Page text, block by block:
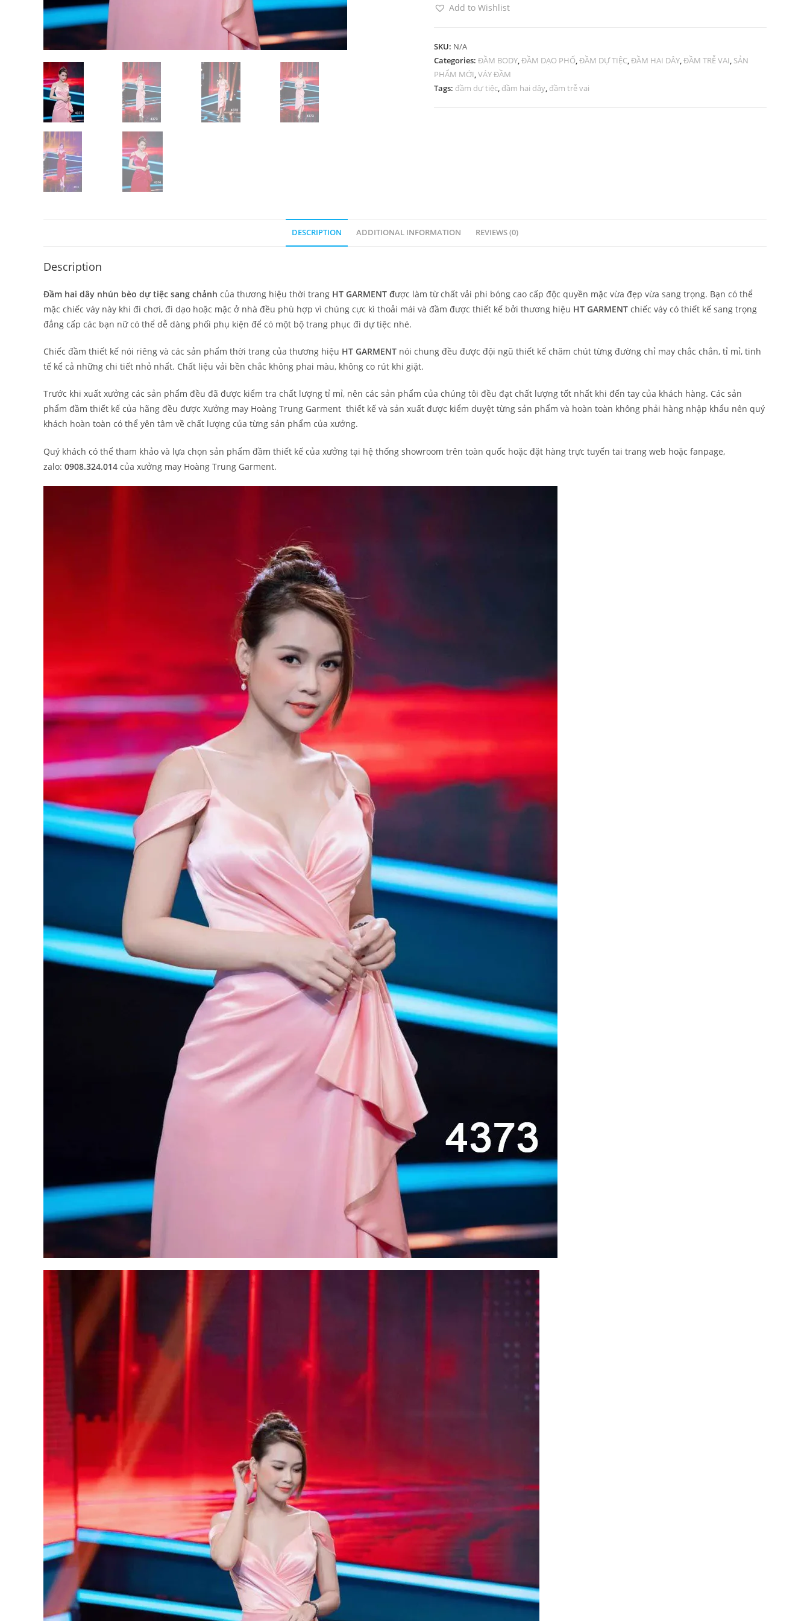
Add to Wishlist
SKU: N/A
Categories: ĐẦM BODY,ĐẦM DẠO PHỐ,ĐẦM DỰ TIỆC,ĐẦM HAI DÂY,ĐẦM TRỄ VAI, SẢN
PHẨM MỚI,VÁY ĐẦM
Tags: đầm dự tiệc, đầm hai dây, đầm trễ vai
DESCRIPTION ADDITIONAL INFORMATION REVIEWS (0)
Description
Đầm hai dây nhún bèo dự tiệc sang chảnh của thương hiệu thời trang HT GARMENT được làm từ chất vải phi bóng cao cấp độc quyền mặc vừa đẹp vừa sang trọng. Bạn có thể
mặc chiếc váy này khi đi chơi, đi dạo hoặc mặc ở nhà đều phù hợp vì chúng cực kì thoải mái và đầm được thiết kế bởi thương hiệu HT GARMENT chiếc váy có thiết kế sang trọng
đẳng cấp các bạn nữ có thể dễ dàng phối phụ kiện để có một bộ trang phục đi dự tiệc nhé.
Chiếc đầm thiết kế nói riêng và các sản phẩm thời trang của thương hiệu HT GARMENT nói chung đều được đội ngũ thiết kế chăm chút từng đường chỉ may chắc chắn, tỉ mỉ, tinh
tế kể cả những chi tiết nhỏ nhất. Chất liệu vải bền chắc không phai màu, không co rút khi giặt.
Trước khi xuất xưởng các sản phẩm đều đã được kiểm tra chất lượng tỉ mỉ, nên các sản phẩm của chúng tôi đều đạt chất lượng tốt nhất khi đến tay của khách hàng. Các sản
phẩm đầm thiết kế của hãng đều được Xưởng may Hoàng Trung Garment thiết kế và sản xuất được kiểm duyệt từng sản phẩm và hoàn toàn không phải hàng nhập khẩu nên quý
khách hoàn toàn có thể yên tâm về chất lượng của từng sản phẩm của xưởng.
Quý khách có thể tham khảo và lựa chọn sản phẩm đầm thiết kế của xưởng tại hệ thống showroom trên toàn quốc hoặc đặt hàng trực tuyến tai trang web hoặc fanpage,
zalo: 0908.324.014 của xưởng may Hoàng Trung Garment.